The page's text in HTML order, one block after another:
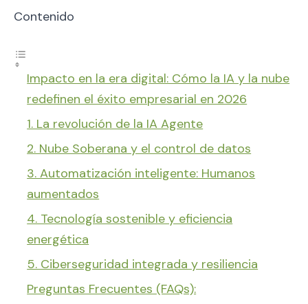
Contenido
Impacto en la era digital: Cómo la IA y la nube
redefinen el éxito empresarial en 2026
1. La revolución de la IA Agente
2. Nube Soberana y el control de datos
3. Automatización inteligente: Humanos
aumentados
4. Tecnología sostenible y eficiencia
energética
5. Ciberseguridad integrada y resiliencia
Preguntas Frecuentes (FAQs):